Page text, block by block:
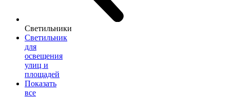
Светильники
Светильник
для
освещения
улиц и
площадей
Показать
все